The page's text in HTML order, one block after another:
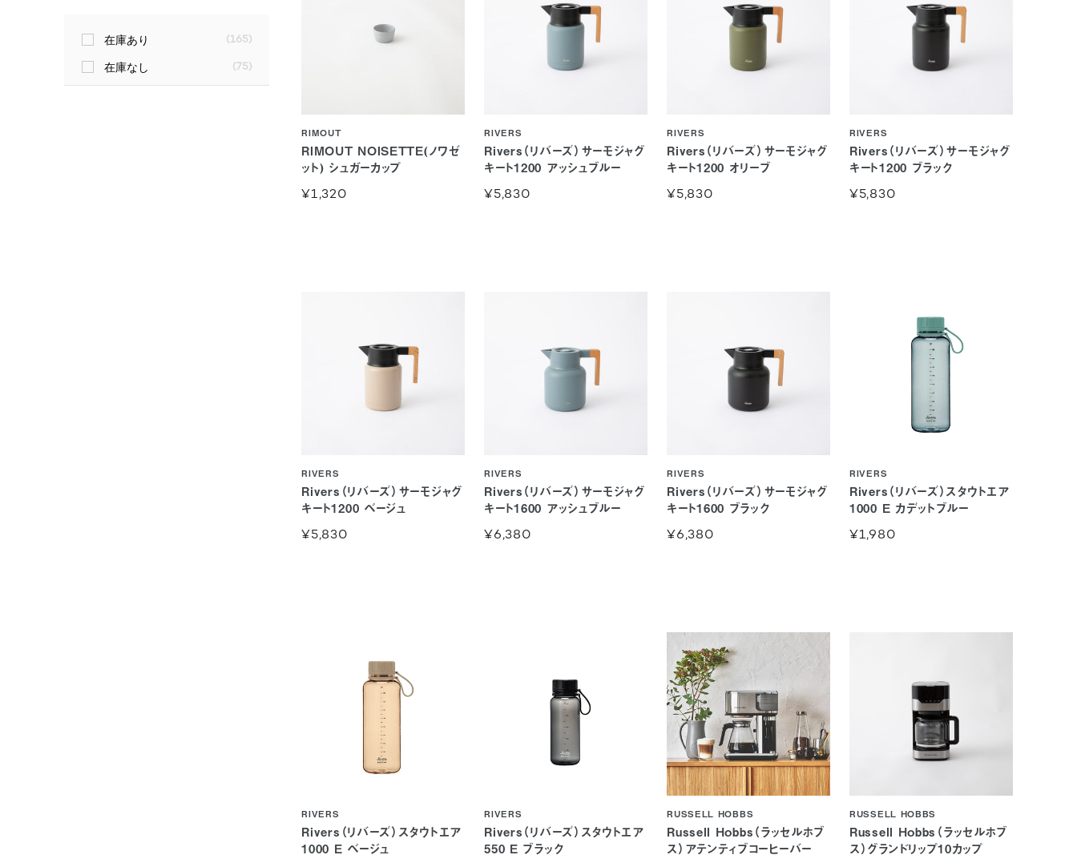
在庫あり (165)
在庫なし (75)
RIMOUT NOISETTE(ノワゼ
ット) シュガーカップ
RIMOUT
¥1,320
Rivers（リバーズ）サーモジャグ
キート1200 アッシュブルー
RIVERS
¥5,830
Rivers（リバーズ）サーモジャグ
キート1200 オリーブ
RIVERS
¥5,830
Rivers（リバーズ）サーモジャグ
キート1200 ブラック
RIVERS
¥5,830
Rivers（リバーズ）サーモジャグ
キート1200 ベージュ
RIVERS
¥5,830
Rivers（リバーズ）サーモジャグ
キート1600 アッシュブルー
RIVERS
¥6,380
Rivers（リバーズ）サーモジャグ
キート1600 ブラック
RIVERS
¥6,380
Rivers（リバーズ）スタウトエア
1000 E カデットブルー
RIVERS
¥1,980
Rivers（リバーズ）スタウトエア
1000 E ベージュ
RIVERS
Rivers（リバーズ）スタウトエア
550 E ブラック
RIVERS
Russell Hobbs（ラッセルホブ
ス）アテンティブコーヒーバー
RUSSELL HOBBS
Russell Hobbs（ラッセルホブ
ス）グランドリップ10カップ
RUSSELL HOBBS